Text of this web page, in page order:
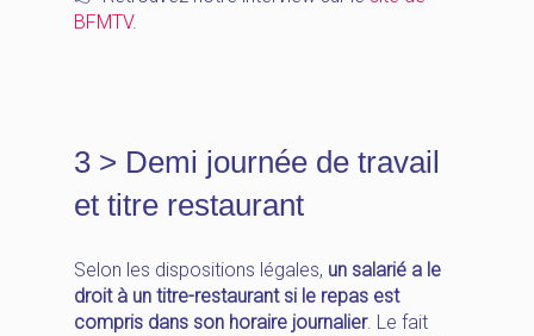
BFMTV.
3 > Demi journée de travail
et titre restaurant
Selon les dispositions légales, un salarié a le
droit à un titre-restaurant si le repas est
compris dans son horaire journalier. Le fait